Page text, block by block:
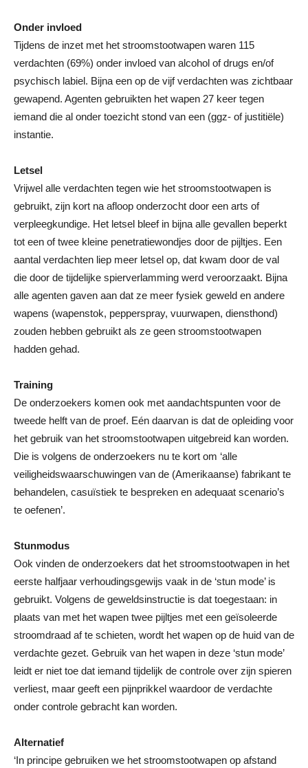
Onder invloed
Tijdens de inzet met het stroomstootwapen waren 115
verdachten (69%) onder invloed van alcohol of drugs en/of
psychisch labiel. Bijna een op de vijf verdachten was zichtbaar
gewapend. Agenten gebruikten het wapen 27 keer tegen
iemand die al onder toezicht stond van een (ggz- of justitiële)
instantie.
Letsel
Vrijwel alle verdachten tegen wie het stroomstootwapen is
gebruikt, zijn kort na afloop onderzocht door een arts of
verpleegkundige. Het letsel bleef in bijna alle gevallen beperkt
tot een of twee kleine penetratiewondjes door de pijltjes. Een
aantal verdachten liep meer letsel op, dat kwam door de val
die door de tijdelijke spierverlamming werd veroorzaakt. Bijna
alle agenten gaven aan dat ze meer fysiek geweld en andere
wapens (wapenstok, pepperspray, vuurwapen, diensthond)
zouden hebben gebruikt als ze geen stroomstootwapen
hadden gehad.
Training
De onderzoekers komen ook met aandachtspunten voor de
tweede helft van de proef. Eén daarvan is dat de opleiding voor
het gebruik van het stroomstootwapen uitgebreid kan worden.
Die is volgens de onderzoekers nu te kort om ‘alle
veiligheidswaarschuwingen van de (Amerikaanse) fabrikant te
behandelen, casuïstiek te bespreken en adequaat scenario’s
te oefenen’.
Stunmodus
Ook vinden de onderzoekers dat het stroomstootwapen in het
eerste halfjaar verhoudingsgewijs vaak in de ‘stun mode’ is
gebruikt. Volgens de geweldsinstructie is dat toegestaan: in
plaats van met het wapen twee pijltjes met een geïsoleerde
stroomdraad af te schieten, wordt het wapen op de huid van de
verdachte gezet. Gebruik van het wapen in deze ‘stun mode’
leidt er niet toe dat iemand tijdelijk de controle over zijn spieren
verliest, maar geeft een pijnprikkel waardoor de verdachte
onder controle gebracht kan worden.
Alternatief
‘In principe gebruiken we het stroomstootwapen op afstand